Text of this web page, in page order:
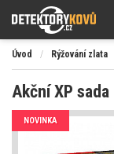
Úvod / Rýžování zlata
Akční XP
NOVINKA